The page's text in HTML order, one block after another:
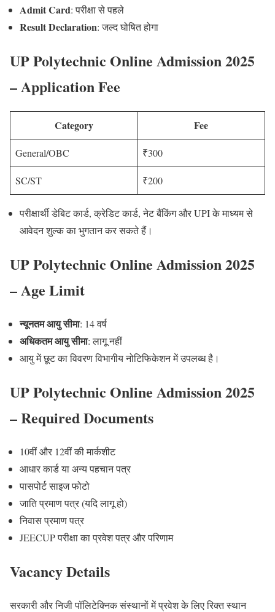
Admit Card: परीक्षा से पहले
Result Declaration: जल्द घोषित होगा
UP Polytechnic Online Admission 2025
– Application Fee
Category Fee
General/OBC ₹300
SC/ST ₹200
परीक्षार्थी डेबिट कार्ड, क्रेडिट कार्ड, नेट बैंकिंग और UPI के माध्यम से
आवेदन शुल्क का भुगतान कर सकते हैं।
UP Polytechnic Online Admission 2025
– Age Limit
न्यूनतम आयु सीमा: 14 वर्ष
अधिकतम आयु सीमा: लागू नहीं
आयु में छूट का विवरण विभागीय नोटिफिकेशन में उपलब्ध है।
UP Polytechnic Online Admission 2025
– Required Documents
10वीं और 12वीं की मार्कशीट
आधार कार्ड या अन्य पहचान पत्र
पासपोर्ट साइज फोटो
जाति प्रमाण पत्र (यदि लागू हो)
निवास प्रमाण पत्र
JEECUP परीक्षा का प्रवेश पत्र और परिणाम
Vacancy Details
सरकारी और निजी पॉलिटेक्निक संस्थानों में प्रवेश के लिए रिक्त स्थान